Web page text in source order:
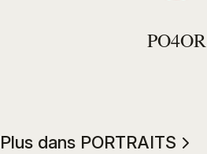
PO4OR
Plus dans PORTRAITS